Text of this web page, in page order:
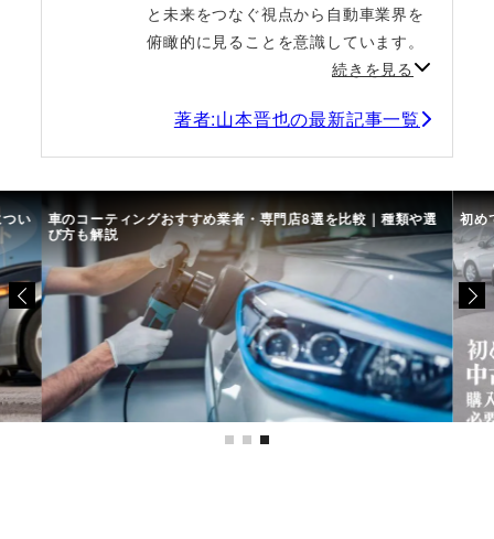
と未来をつなぐ視点から自動車業界を
俯瞰的に見ることを意識しています。
続きを見る
著者:山本晋也の最新記事一覧
い 車のコーティングおすすめ業者・専門店8選を比較｜種類や選
び方も解説
初め